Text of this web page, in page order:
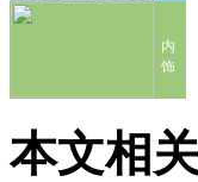
内
饰
本文相